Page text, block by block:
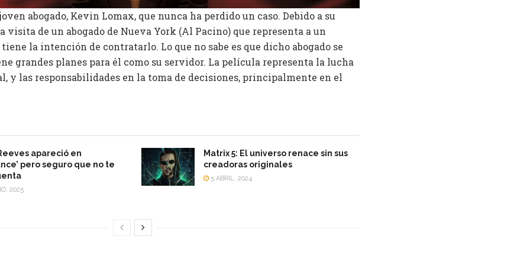
abogado, Kevin Lomax, que nunca ha perdido un caso. Debido a su
visita de un abogado de Nueva York (Al Pacino) que representa a un
la intención de contratarlo. Lo que no sabe es que dicho abogado se
grandes planes para él como su servidor. La película representa la lucha
y las responsabilidades en la toma de decisiones, principalmente en el
apareció en
pero seguro que no te
2025
Matrix 5: El universo renace sin sus
creadoras originales
5 ABRIL, 2024